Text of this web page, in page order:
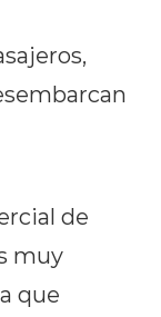
de
muy
que